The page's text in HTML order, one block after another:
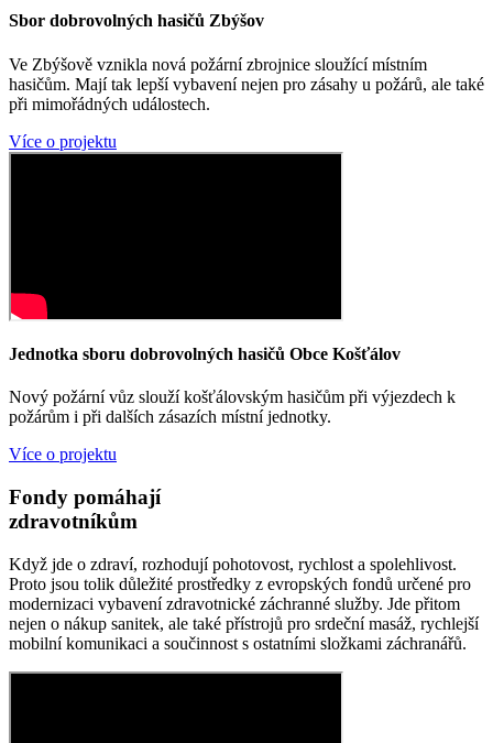
Sbor dobrovolných hasičů Zbýšov
Ve Zbýšově vznikla nová požární zbrojnice sloužící místním
hasičům. Mají tak lepší vybavení nejen pro zásahy u požárů, ale také
při mimořádných událostech.
Více o projektu
Jednotka sboru dobrovolných hasičů Obce Košťálov
Nový požární vůz slouží košťálovským hasičům při výjezdech k
požárům i při dalších zásazích místní jednotky.
Více o projektu
Fondy pomáhají
zdravotníkům
Když jde o zdraví, rozhodují pohotovost, rychlost a spolehlivost.
Proto jsou tolik důležité prostředky z evropských fondů určené pro
modernizaci vybavení zdravotnické záchranné služby. Jde přitom
nejen o nákup sanitek, ale také přístrojů pro srdeční masáž, rychlejší
mobilní komunikaci a součinnost s ostatními složkami záchranářů.